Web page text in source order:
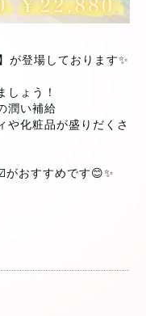
が登場しております✨
しょう！
潤い補給
や化粧品が盛りだくさ
おすすめです😊✨